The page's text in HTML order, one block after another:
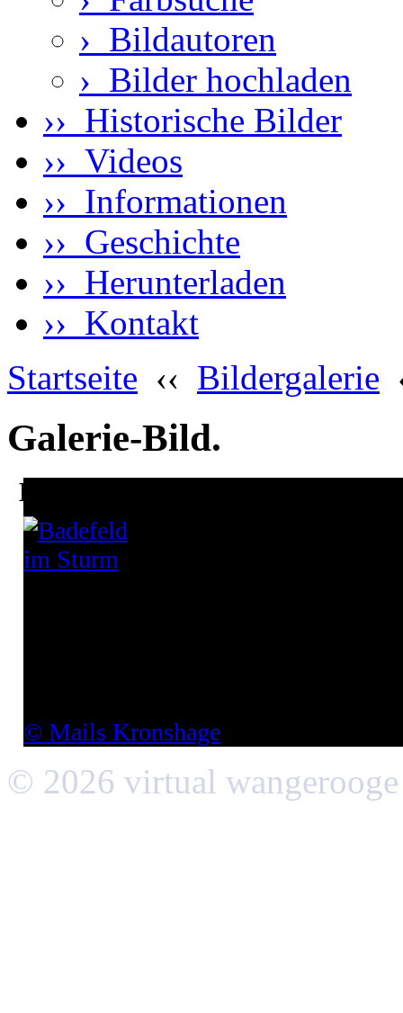
› Bildautoren
› Bilder hochladen
›› Historische Bilder
›› Videos
›› Informationen
›› Geschichte
›› Herunterladen
›› Kontakt
Startseite ‹‹ Bildergalerie
Galerie-Bild.
Badefeld im Sturm.
© Mails Kronshage
© 2026 virtual wangerooge